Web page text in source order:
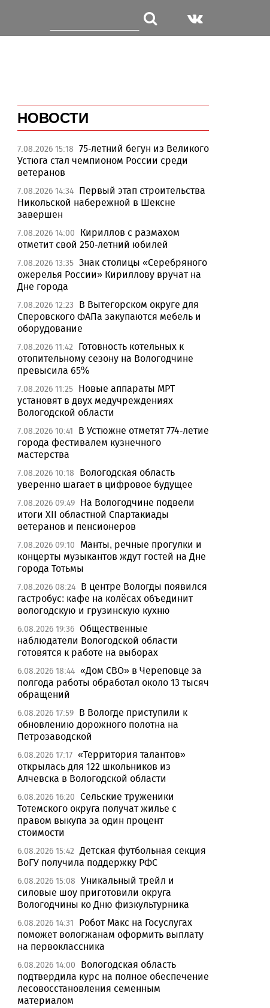
НОВОСТИ
7.08.2026 15:18 75-летний бегун из Великого
Устюга стал чемпионом России среди
ветеранов
7.08.2026 14:34 Первый этап строительства
Никольской набережной в Шексне
завершен
7.08.2026 14:00
Кириллов с размахом
отметит свой 250-летний юбилей
7.08.2026 13:35 Знак столицы «Серебряного
ожерелья России» Кириллову вручат на
Дне города
7.08.2026 12:23
В Вытегорском округе для
Сперовского ФАПа закупаются мебель и
оборудование
7.08.2026 11:42
Готовность котельных к
отопительному сезону на Вологодчине
превысила 65%
7.08.2026 11:25 Новые аппараты МРТ
установят в двух медучреждениях
Вологодской области
7.08.2026 10:41
В Устюжне отметят 774-летие
города фестивалем кузнечного
мастерства
7.08.2026 10:18
Вологодская область
уверенно шагает в цифровое будущее
7.08.2026 09:49 На Вологодчине подвели
итоги XII областной Спартакиады
ветеранов и пенсионеров
7.08.2026 09:10
Манты, речные прогулки и
концерты музыкантов ждут гостей на Дне
города Тотьмы
7.08.2026 08:24 В центре Вологды появился
гастробус: кафе на колёсах объединит
вологодскую и грузинскую кухню
6.08.2026 19:36 Общественные
наблюдатели Вологодской области
готовятся к работе на выборах
6.08.2026 18:44 «Дом СВО» в Череповце за
полгода работы обработал около 13 тысяч
обращений
6.08.2026 17:59 В Вологде приступили к
обновлению дорожного полотна на
Петрозаводской
6.08.2026 17:17 «Территория талантов»
открылась для 122 школьников из
Алчевска в Вологодской области
6.08.2026 16:20 Сельские труженики
Тотемского округа получат жилье с
правом выкупа за один процент
стоимости
6.08.2026 15:42 Детская футбольная секция
ВоГУ получила поддержку РФС
6.08.2026 15:08 Уникальный трейл и
силовые шоу приготовили округа
Вологодчины ко Дню физкультурника
6.08.2026 14:31
Робот Макс на Госуслугах
поможет вологжанам оформить выплату
на первоклассника
6.08.2026 14:00
Вологодская область
подтвердила курс на полное обеспечение
лесовосстановления семенным
материалом